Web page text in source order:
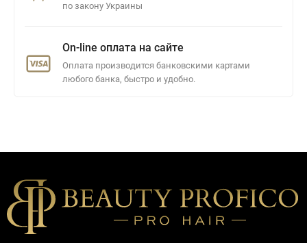
по закону Украины
On-line оплата на сайте
Оплата производится банковскими картами
любого банка, быстро и удобно.